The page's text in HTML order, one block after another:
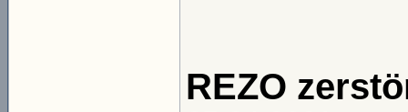
REZO